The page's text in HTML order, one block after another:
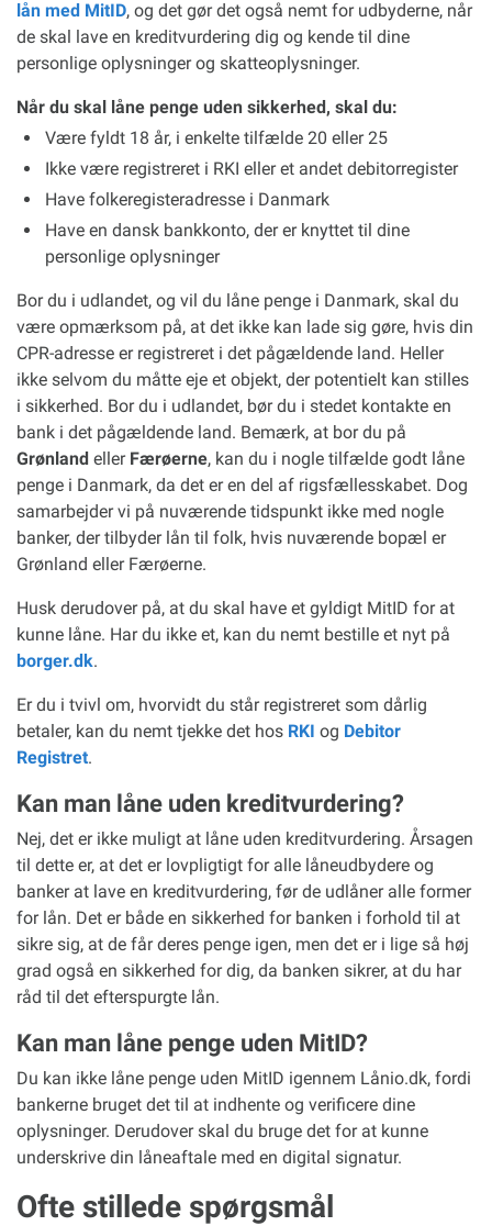
lån med MitID, og det gør det også nemt for udbyderne, når
de skal lave en kreditvurdering dig og kende til dine
personlige oplysninger og skatteoplysninger.
Når du skal låne penge uden sikkerhed, skal du:
Være fyldt 18 år, i enkelte tilfælde 20 eller 25
Ikke være registreret i RKI eller et andet debitorregister
Have folkeregisteradresse i Danmark
Have en dansk bankkonto, der er knyttet til dine
personlige oplysninger
Bor du i udlandet, og vil du låne penge i Danmark, skal du
være opmærksom på, at det ikke kan lade sig gøre, hvis din
CPR-adresse er registreret i det pågældende land. Heller
ikke selvom du måtte eje et objekt, der potentielt kan stilles
i sikkerhed. Bor du i udlandet, bør du i stedet kontakte en
bank i det pågældende land. Bemærk, at bor du på
Grønland eller Færøerne, kan du i nogle tilfælde godt låne
penge i Danmark, da det er en del af rigsfællesskabet. Dog
samarbejder vi på nuværende tidspunkt ikke med nogle
banker, der tilbyder lån til folk, hvis nuværende bopæl er
Grønland eller Færøerne.
Husk derudover på, at du skal have et gyldigt MitID for at
kunne låne. Har du ikke et, kan du nemt bestille et nyt på
borger.dk.
Er du i tvivl om, hvorvidt du står registreret som dårlig
betaler, kan du nemt tjekke det hos RKI og Debitor
Registret.
Kan man låne uden kreditvurdering?
Nej, det er ikke muligt at låne uden kreditvurdering. Årsagen
til dette er, at det er lovpligtigt for alle låneudbydere og
banker at lave en kreditvurdering, før de udlåner alle former
for lån. Det er både en sikkerhed for banken i forhold til at
sikre sig, at de får deres penge igen, men det er i lige så høj
grad også en sikkerhed for dig, da banken sikrer, at du har
råd til det efterspurgte lån.
Kan man låne penge uden MitID?
Du kan ikke låne penge uden MitID igennem Lånio.dk, fordi
bankerne bruget det til at indhente og verificere dine
oplysninger. Derudover skal du bruge det for at kunne
underskrive din låneaftale med en digital signatur.
Ofte stillede spørgsmål